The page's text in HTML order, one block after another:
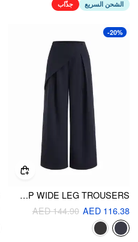
الشحن السريع جذّاب
-20%
WRINKLE-FREE FABRIC MID RISE WRAP WIDE LEG TROUSERS
AED 116.38
AED 144.90